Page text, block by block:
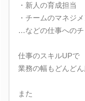
・新人の育成担当
・チームのマネジメ
…などの仕事へのチ
仕事のスキルUPで
業務の幅もどんどん
また